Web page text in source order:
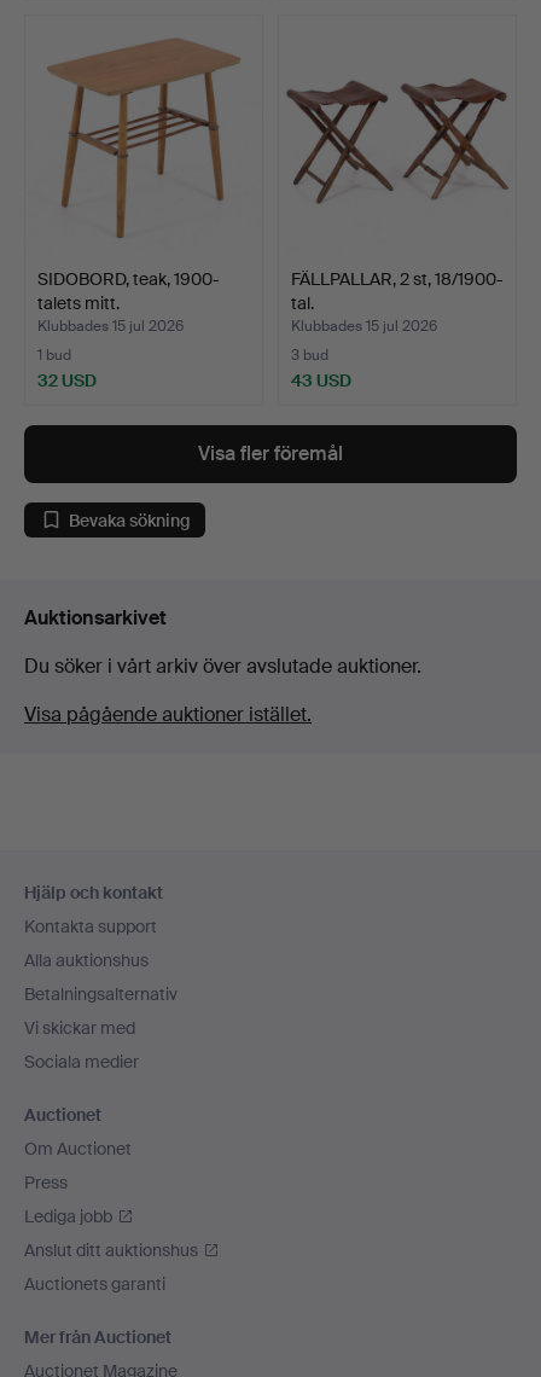
SIDOBORD, teak, 1900-
talets mitt.
Klubbades 15 jul 2026
1 bud
32 USD
FÄLLPALLAR, 2 st, 18/1900-
tal.
Klubbades 15 jul 2026
3 bud
43 USD
Visa fler föremål
Bevaka sökning
Auktionsarkivet
Du söker i vårt arkiv över avslutade auktioner.
Visa pågående auktioner istället.
Hjälp och kontakt
Kontakta support
Alla auktionshus
Betalningsalternativ
Vi skickar med
Sociala medier
Auctionet
Om Auctionet
Press
Lediga jobb
Anslut ditt auktionshus
Auctionets garanti
Mer från Auctionet
Auctionet Magazine